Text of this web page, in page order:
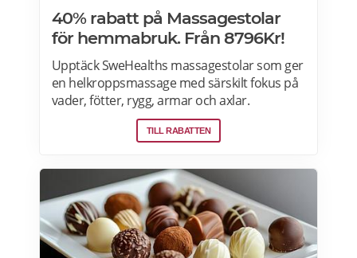
40% rabatt på Massagestolar
för hemmabruk. Från 8796Kr!
Upptäck SweHealths massagestolar som ger
en helkroppsmassage med särskilt fokus på
vader, fötter, rygg, armar och axlar.
Fördelarna med att använda en massagestol
inkluderar: förbättra blodcirkulationen,
Med smart teknik, stilren design och många
komfortfunktioner erbjuder den en
massageupplevelse i toppklass och kostar
från 8796Kr. Läs mer om massagestolar på
SweHealth.se>>>
TILL RABATTEN